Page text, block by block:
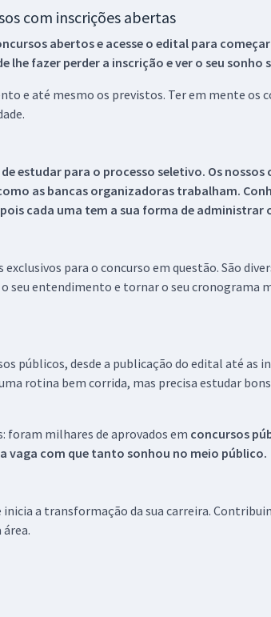
com inscrições abertas
abertos e acesse o edital para
fazer perder a inscrição e ver o seu sonho
e até mesmo os previstos. Ter em mente os
estudar para o processo seletivo. Os
as bancas organizadoras trabalham.
cada uma tem a sua forma de administrar
para o concurso em questão. São
seu entendimento e tornar o seu cronograma
públicos, desde a publicação do edital até as
rotina bem corrida, mas precisa estudar
foram milhares de aprovados em concursos
vaga com que tanto sonhou no meio público.
a transformação da sua carreira.